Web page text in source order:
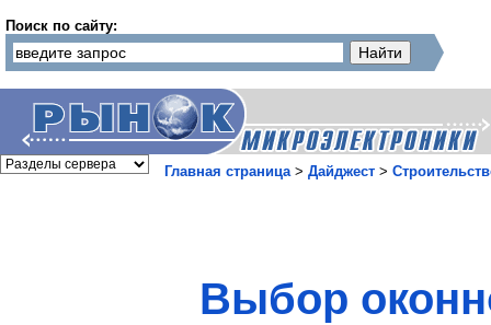
Поиск по сайту:
Главная страница> Дайджест >
Выбор